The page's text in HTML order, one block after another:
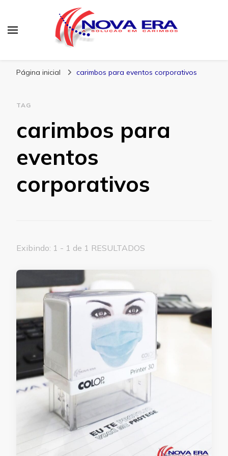
Página inicial carimbos para eventos corporativos
TAG
carimbos para
eventos
corporativos
Exibindo: 1 - 1 de 1 RESULTADOS